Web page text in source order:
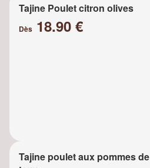
Tajine Poulet citron olives
Dès 18.90 €
Tajine poulet aux pommes de